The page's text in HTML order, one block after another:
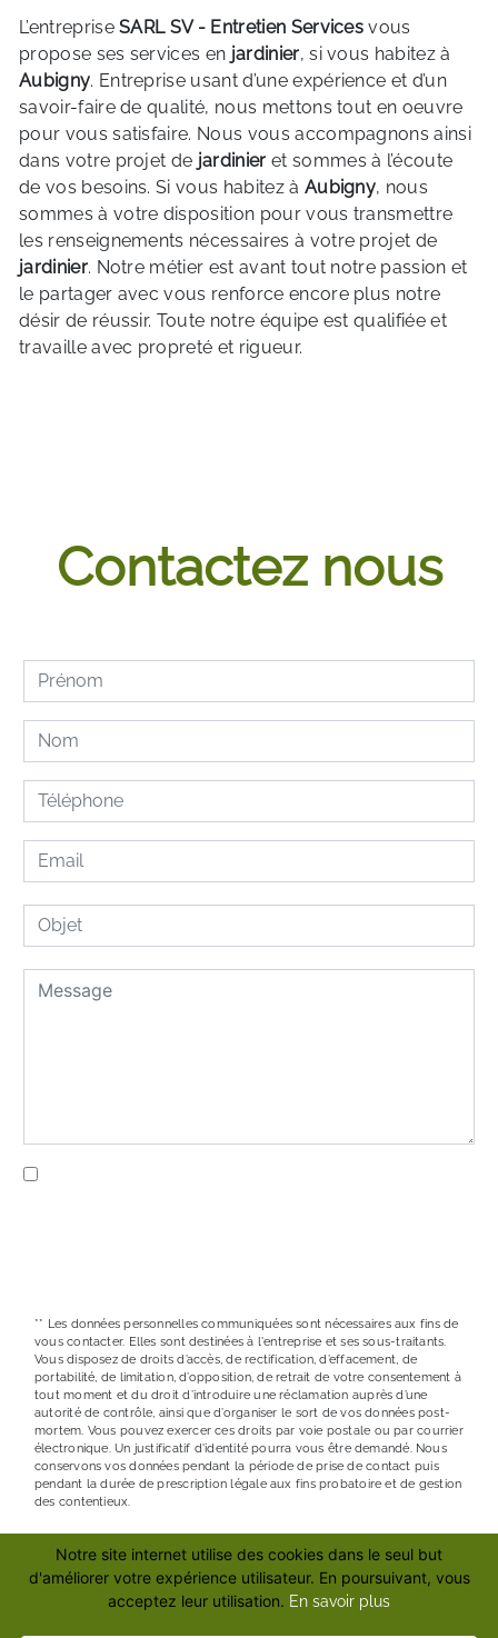
L’entrepriseSARL SV - Entretien Services vous
propose ses services en jardinier, si vous habitez à
Aubigny. Entreprise usant d’une expérience et d’un
savoir-faire de qualité, nous mettons tout en oeuvre
pour vous satisfaire. Nous vous accompagnons ainsi
dans votre projet de jardinier et sommes à l’écoute
de vos besoins. Si vous habitez à Aubigny, nous
sommes à votre disposition pour vous transmettre
les renseignements nécessaires à votre projet de
jardinier. Notre métier est avant tout notre passion et
le partager avec vous renforce encore plus notre
désir de réussir. Toute notre équipe est qualifiée et
travaille avec propreté et rigueur.
Contactez nous
** Les données personnelles communiquées sont nécessaires aux fins de
vous contacter. Elles sont destinées à l'entreprise et ses sous-traitants.
Vous disposez de droits d’accès, de rectification, d’effacement, de
portabilité, de limitation, d’opposition, de retrait de votre consentement à
tout moment et du droit d’introduire une réclamation auprès d’une
autorité de contrôle, ainsi que d’organiser le sort de vos données post-
mortem. Vous pouvez exercer ces droits par voie postale ou par courrier
électronique. Un justificatif d'identité pourra vous être demandé. Nous
conservons vos données pendant la période de prise de contact puis
pendant la durée de prescription légale aux fins probatoire et de gestion
des contentieux.
RECHERCHES FRÉQUENTES
Notre site internet utilise des cookies dans le seul but
d'améliorer votre expérience utilisateur. En poursuivant, vous
acceptez leur utilisation. En savoir plus